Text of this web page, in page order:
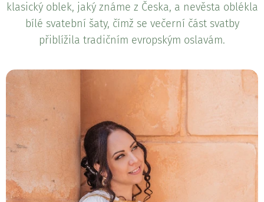
klasický oblek, jaký známe z Česka, a nevěsta oblékla
bílé svatební šaty, čímž se večerní část svatby
přiblížila tradičním evropským oslavám.